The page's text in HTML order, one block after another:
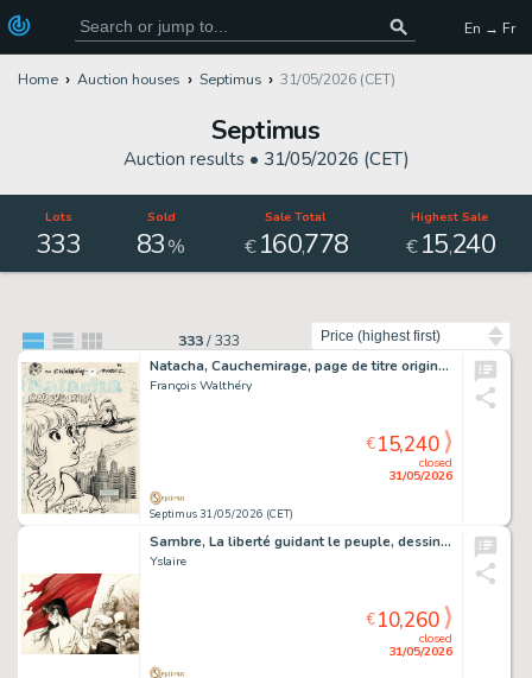
En → Fr
Home Auction houses Septimus 31/05/2026 (CET)
Septimus
Auction results • 31/05/2026 (CET)
Lots
333
Sold
83%
Sale Total
€ 160,778
Highest Sale
€ 15,240
333/333
Natacha, Cauchemirage, page de titre originale à l’encre de chine pour cet album paru en 1989 chez Marsu Productions. Couverture originale non retenue pour cet album. Ce dessin fut offert par Walthéry au chanteur Renaud en 1989.…
François Walthéry
Septimus 31/05/2026 (CET)
closed
31/05/2026
€15,240
Sambre, La liberté guidant le peuple, dessin original très grand format à l’encre de chine et à l’aquarelle réalisé pour une sérigraphie.
Yslaire
closed
31/05/2026
€10,260